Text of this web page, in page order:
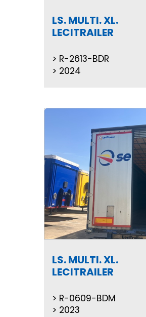
LS. MULTI. XL.
LECITRAILER
R-2613-BDR
2024
LS. MULTI. XL.
LECITRAILER
R-0609-BDM
2023